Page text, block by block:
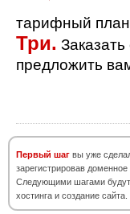
тарифный план
Три.
предложить
Первый шаг вы уже
зарегистрировав доменное
Следующими шагами будут
хостинга и создание сайта.